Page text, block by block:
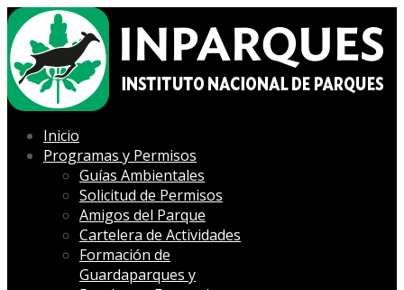
Inicio
Programas y Permisos
Guías Ambientales
Solicitud de Permisos
Amigos del Parque
Cartelera de Actividades
Formación de
Guardaparques y